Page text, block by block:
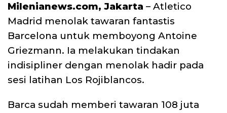
Milenianews.com, Jakarta – Atletico
Madrid menolak tawaran fantastis
Barcelona untuk memboyong Antoine
Griezmann. Ia melakukan tindakan
indisipliner dengan menolak hadir pada
sesi latihan Los Rojiblancos.
Barca sudah memberi tawaran 108 juta